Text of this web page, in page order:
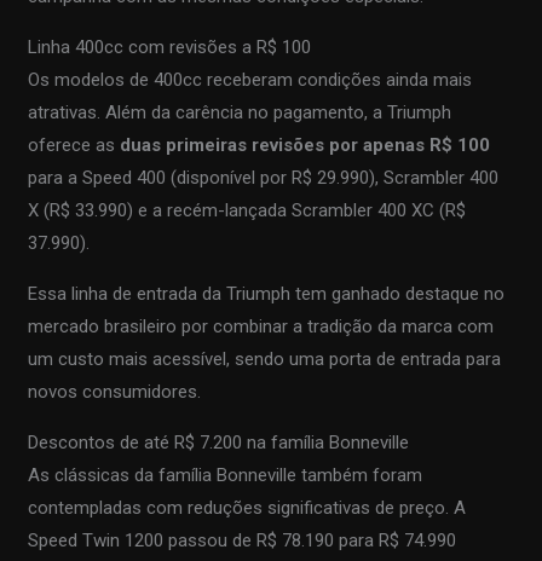
Linha 400cc com revisões a R$ 100
Os modelos de 400cc receberam condições ainda mais
atrativas. Além da carência no pagamento, a Triumph
oferece as duas primeiras revisões por apenas R$ 100
para a Speed 400 (disponível por R$ 29.990), Scrambler 400
X (R$ 33.990) e a recém-lançada Scrambler 400 XC (R$
37.990).
Essa linha de entrada da Triumph tem ganhado destaque no
mercado brasileiro por combinar a tradição da marca com
um custo mais acessível, sendo uma porta de entrada para
novos consumidores.
Descontos de até R$ 7.200 na família Bonneville
As clássicas da família Bonneville também foram
contempladas com reduções significativas de preço. A
Speed Twin 1200 passou de R$ 78.190 para R$ 74.990